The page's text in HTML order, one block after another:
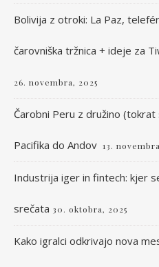
Bolivija z otroki: La Paz,
čarovniška tržnica + ideje za
26. novembra, 2025
Čarobni Peru z družino
Pacifika do Andov 13.
Industrija iger in fintech: kjer
srečata 30. oktobra, 2025
Kako igralci odkrivajo nova